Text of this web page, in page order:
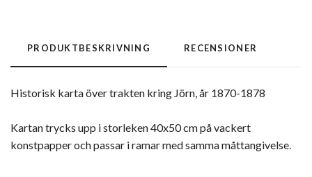
PRODUKTBESKRIVNING RECENSIONER
Historisk karta över trakten kring Jörn, år 1870-1878
Kartan trycks upp i storleken 40x50 cm på vackert
konstpapper och passar i ramar med samma måttangivelse.